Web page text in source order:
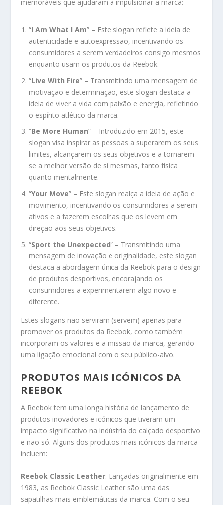
memoráveis que ajudaram a impulsionar a marca:
“I Am What I Am” – Este slogan reflete a ideia de
autenticidade e autoexpressão, incentivando os
consumidores a serem verdadeiros consigo mesmos
enquanto usam os produtos da Reebok.
“Live With Fire” – Transmitindo uma mensagem de
motivação e determinação, este slogan destaca a
ideia de viver a vida com paixão e energia, refletindo
o espírito atlético da marca.
“Be More Human” – Introduzido em 2015, este
slogan visa inspirar as pessoas a superarem os seus
limites, alcançarem os seus objetivos e a tornarem-
se a melhor versão de si mesmas, tanto física
quanto mentalmente.
“Your Move” – Este slogan realça a ideia de ação e
movimento, incentivando os consumidores a serem
ativos e a fazerem escolhas que os levem em
direção aos seus objetivos.
“Sport the Unexpected” – Transmitindo uma
mensagem de inovação e originalidade, este slogan
destaca a abordagem única da Reebok para o design
de produtos desportivos, encorajando os
consumidores a experimentarem algo novo e
diferente.
Estes slogans não serviram (servem) apenas para
promover os produtos da Reebok, como também
incorporam os valores e a missão da marca, gerando
uma ligação emocional com o seu público-alvo.
PRODUTOS MAIS ICÓNICOS DA
REEBOK
A Reebok tem uma longa história de lançamento de
produtos inovadores e icónicos que tiveram um
impacto significativo na indústria do calçado desportivo
e não só. Alguns dos produtos mais icónicos da marca
incluem:
Reebok Classic Leather: Lançadas originalmente em
1983, as Reebok Classic Leather são uma das
sapatilhas mais emblemáticas da marca. Com o seu